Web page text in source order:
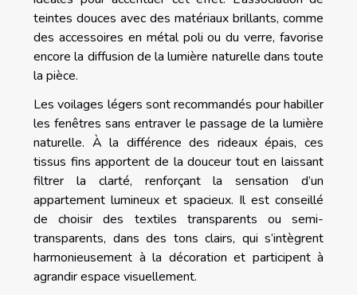
teintes douces avec des matériaux brillants, comme
des accessoires en métal poli ou du verre, favorise
encore la diffusion de la lumière naturelle dans toute
la pièce.
Les voilages légers sont recommandés pour habiller
les fenêtres sans entraver le passage de la lumière
naturelle. À la différence des rideaux épais, ces
tissus fins apportent de la douceur tout en laissant
filtrer la clarté, renforçant la sensation d’un
appartement lumineux et spacieux. Il est conseillé
de choisir des textiles transparents ou semi-
transparents, dans des tons clairs, qui s’intègrent
harmonieusement à la décoration et participent à
agrandir espace visuellement.